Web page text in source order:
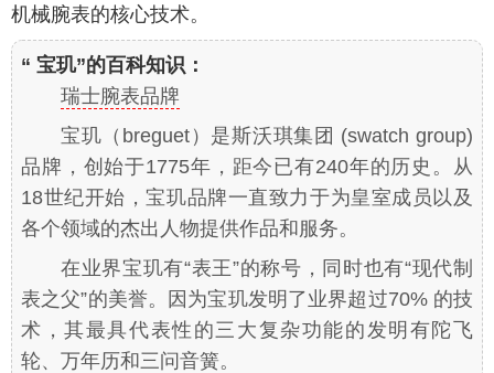
机械腕表的核心技术。
“ 宝玑”的百科知识：
瑞士腕表品牌
宝玑（breguet）是斯沃琪集团 (swatch group)
品牌，创始于1775年，距今已有240年的历史。从
18世纪开始，宝玑品牌一直致力于为皇室成员以及
各个领域的杰出人物提供作品和服务。
在业界宝玑有“表王”的称号，同时也有“现代制
表之父”的美誉。因为宝玑发明了业界超过70% 的技
术，其最具代表性的三大复杂功能的发明有陀飞
轮、万年历和三问音簧。